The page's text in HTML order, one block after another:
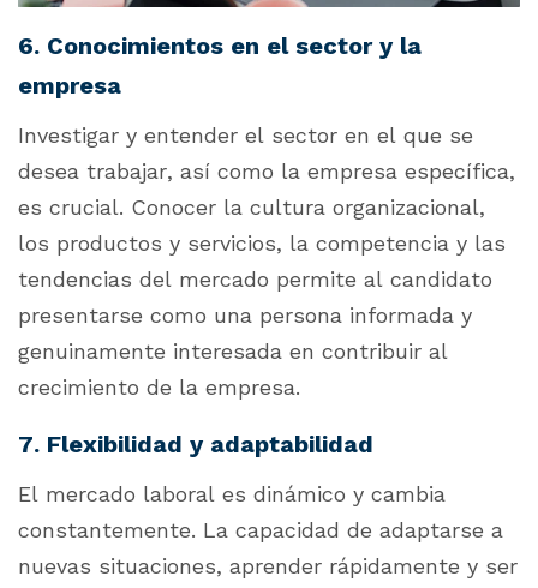
6. Conocimientos en el sector y la
empresa
Investigar y entender el sector en el que se
desea trabajar, así como la empresa específica,
es crucial. Conocer la cultura organizacional,
los productos y servicios, la competencia y las
tendencias del mercado permite al candidato
presentarse como una persona informada y
genuinamente interesada en contribuir al
crecimiento de la empresa.
7. Flexibilidad y adaptabilidad
El mercado laboral es dinámico y cambia
constantemente. La capacidad de adaptarse a
nuevas situaciones, aprender rápidamente y ser